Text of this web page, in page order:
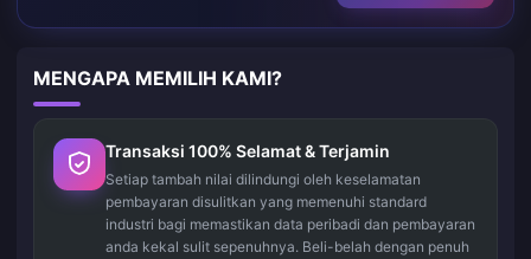
MENGAPA MEMILIH KAMI?
Transaksi 100% Selamat & Terjamin
Setiap tambah nilai dilindungi oleh keselamatan
pembayaran disulitkan yang memenuhi standard
industri bagi memastikan data peribadi dan pembayaran
anda kekal sulit sepenuhnya. Beli-belah dengan penuh